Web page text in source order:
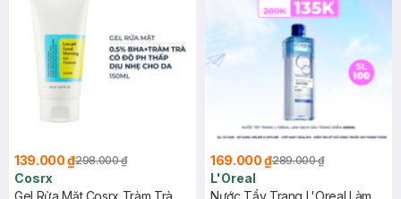
139.000 ₫298.000 ₫
Cosrx
Gel Rửa Mặt Cosrx Tràm Trà,
169.000 ₫289.000 ₫
L'Oreal
Nước Tẩy Trang L'Oreal Làm